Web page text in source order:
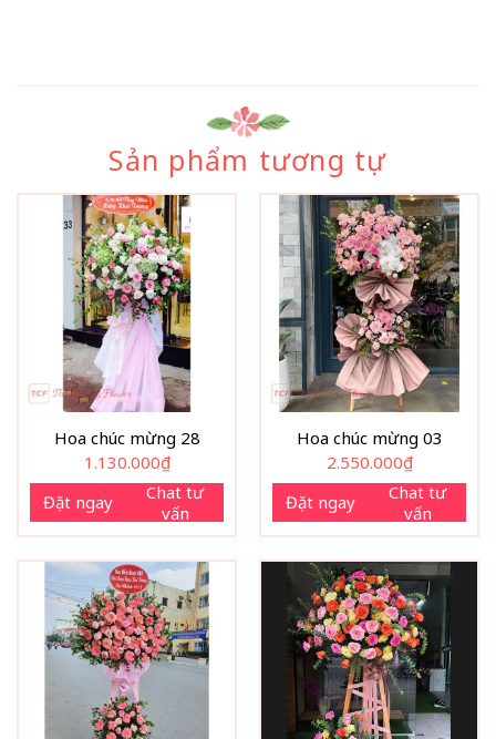
Sản phẩm tương tự
Hoa chúc mừng 28
1.130.000₫
Đặt ngay
Chat tư
vấn
Hoa chúc mừng 03
2.550.000₫
Đặt ngay
Chat tư
vấn